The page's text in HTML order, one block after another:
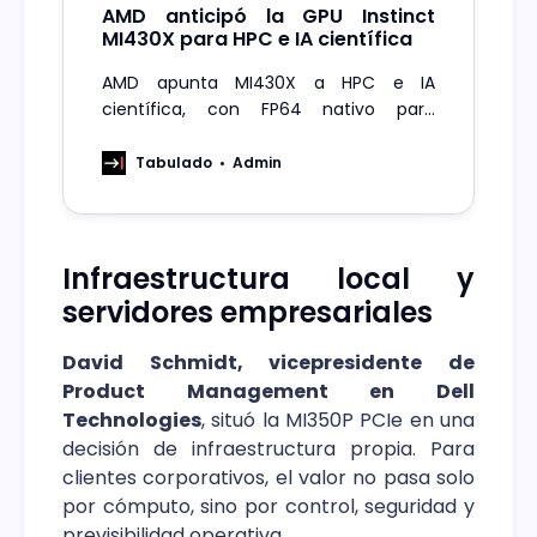
AMD anticipó la GPU Instinct
MI430X para HPC e IA científica
AMD apunta MI430X a HPC e IA
científica, con FP64 nativo para
sistemas en EE.UU. y Europa.
Tabulado Admin
Infraestructura local y
servidores empresariales
David Schmidt, vicepresidente de
Product Management en Dell
Technologies, situó la MI350P PCIe en una
decisión de infraestructura propia. Para
clientes corporativos, el valor no pasa solo
por cómputo, sino por control, seguridad y